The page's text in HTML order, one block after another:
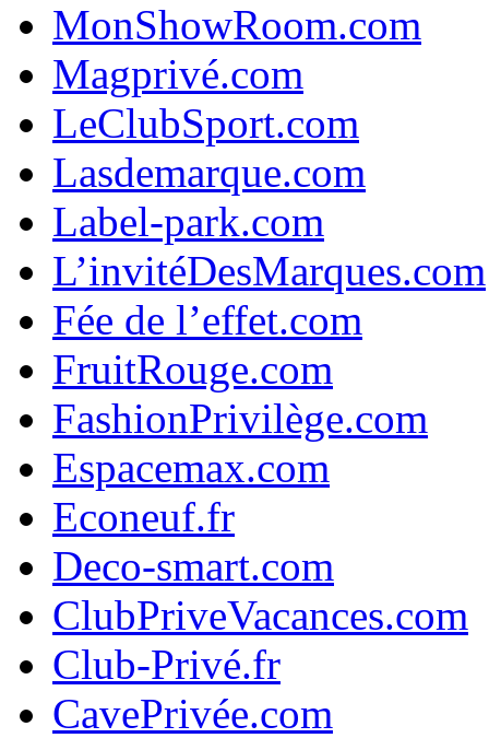
MonShowRoom.com
Magprivé.com
LeClubSport.com
Lasdemarque.com
Label-park.com
L’invitéDesMarques.com
Fée de l’effet.com
FruitRouge.com
FashionPrivilège.com
Espacemax.com
Econeuf.fr
Deco-smart.com
ClubPriveVacances.com
Club-Privé.fr
CavePrivée.com